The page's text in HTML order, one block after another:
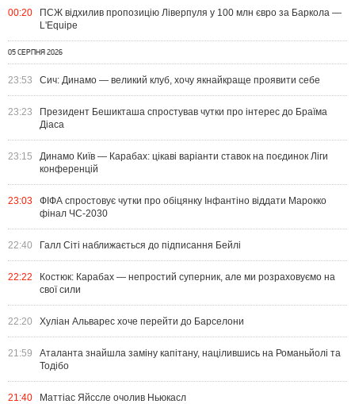
00:20
ПСЖ відхилив пропозицію Ліверпуля у 100 млн євро за Баркола —
L'Equipe
05 СЕРПНЯ 2026
23:53 Сич: Динамо — великий клуб, хочу якнайкраще проявити себе
23:23
Президент Бешикташа спростував чутки про інтерес до Браїма
Діаса
23:15
Динамо Київ — Карабах: цікаві варіанти ставок на поєдинок Ліги
конференцій
23:03
ФІФА спростовує чутки про обіцянку Інфантіно віддати Марокко
фінал ЧС-2030
22:40 Галл Сіті наближається до підписання Бейлі
22:22
Костюк: Карабах — непростий суперник, але ми розраховуємо на
свої сили
22:20 Хуліан Альварес хоче перейти до Барселони
21:59
Аталанта знайшла заміну капітану, націлившись на Романьйолі та
Тодібо
21:40 Маттіас Яйссле очолив Ньюкасл